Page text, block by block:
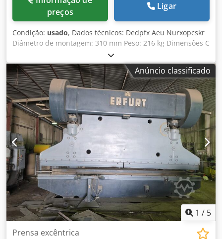
preços
Ligar
Condição: usado, Dados técnicos: Dedpfx Aeu Nurxopcskr
Diâmetro de montagem: 310 mm Peso: 216 kg Dimensões C
x L x A: 0,5 x 0,2 x 0,9 m PLEUEL para prensa mecânica PEE
250 Rosca trapezoidal Ø 146 x 14 mm *
Anúncio classificado
1 / 5
Prensa excêntrica